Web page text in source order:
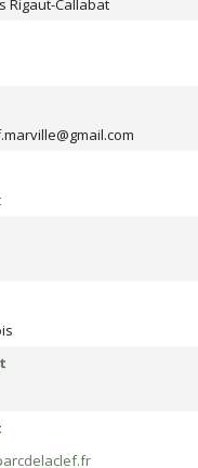
Rigaut-Callabat